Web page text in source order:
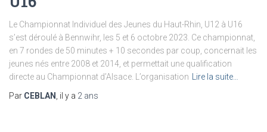
Le Championnat Individuel des Jeunes du Haut-Rhin, U12 à U16
s’est déroulé à Bennwihr, les 5 et 6 octobre 2023. Ce championnat,
en 7 rondes de 50 minutes + 10 secondes par coup, concernait les
jeunes nés entre 2008 et 2014, et permettait une qualification
directe au Championnat d’Alsace. L’organisation
Lire la suite…
Par CEBLAN , il y a 2 ans